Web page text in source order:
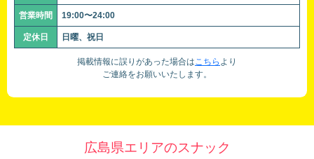
営業時間 19:00〜24:00
定休日 日曜、祝日
掲載情報に誤りがあった場合はこちら より
ご連絡をお願いいたします。
広島県エリアのスナック